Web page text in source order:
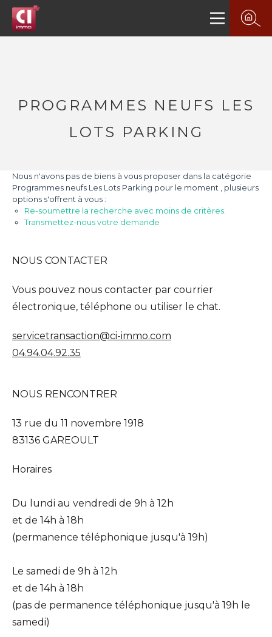
PROGRAMMES NEUFS LES
LOTS PARKING
Nous n'avons pas de biens à vous proposer dans la catégorie
Programmes neufs Les Lots Parking pour le moment , plusieurs
options s'offrent à vous :
Re-soumettre la recherche avec moins de critères.
Transmettez-nous votre demande
NOUS CONTACTER
Vous pouvez nous contacter par courrier
électronique, téléphone ou utiliser le chat.
servicetransaction@ci-immo.com
04.94.04.92.35
NOUS RENCONTRER
13 rue du 11 novembre 1918
83136 GAREOULT
Horaires
Du lundi au vendredi de 9h à 12h
et de 14h à 18h
(permanence téléphonique jusqu'à 19h)
Le samedi de 9h à 12h
et de 14h à 18h
(pas de permanence téléphonique jusqu'à 19h le
samedi)